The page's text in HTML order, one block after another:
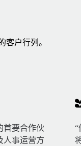
客户行列。
首要合作伙
人事运营方
“